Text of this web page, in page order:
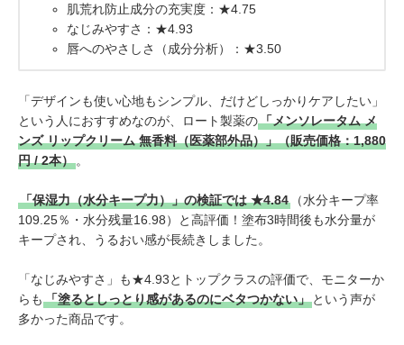
肌荒れ防止成分の充実度：★4.75
なじみやすさ：★4.93
唇へのやさしさ（成分分析）：★3.50
「デザインも使い心地もシンプル、だけどしっかりケアしたい」
という人におすすめなのが、ロート製薬の「メンソレータム メ
ンズ リップクリーム 無香料（医薬部外品）」（販売価格：1,880
円 / 2本） 。
「保湿力（水分キープ力）」の検証では ★4.84
（水分キープ率
109.25％・水分残量16.98）と高評価！塗布3時間後も水分量が
キープされ、うるおい感が長続きしました。
「なじみやすさ」も★4.93とトップクラスの評価で、モニターか
らも 「塗るとしっとり感があるのにベタつかない」 という声が
多かった商品です。